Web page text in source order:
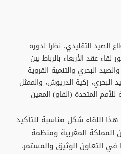
التقليدي، نظرا لدوره
لقاء عقد الأربعاء بالرباط بين
البحري والتنمية القروية
البحري، زكية الدريوش، والممثل
للأمم المتحدة (الفاو) المعين
هذا اللقاء شكل مناسبة للتأكيد
المملكة المغربية ومنظمة
في التعاون الوثيق والمستمر.